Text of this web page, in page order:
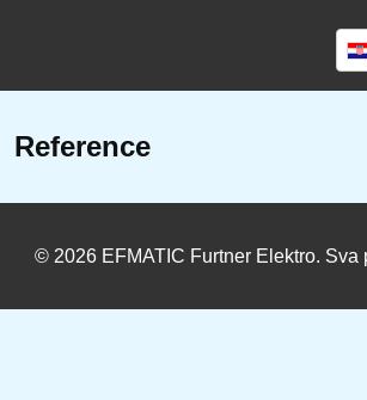
Reference
© 2026 EFMATIC Furtner Elektro. Sva